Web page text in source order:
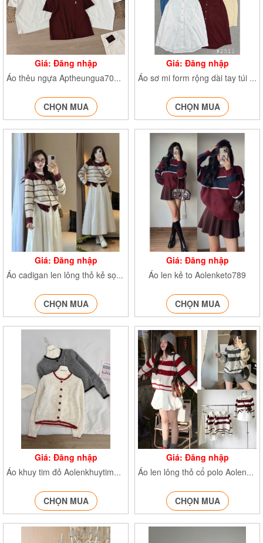
Giá: Đăng nhập
Áo thêu ngựa Aptheungua70134
CHỌN MUA
Giá: Đăng nhập
Áo sơ mi form rộng dài tay túi ngực SM2511
CHỌN MUA
Giá: Đăng nhập
Áo cadigan len lông thỏ kẻ sọc thêu ngựa AocrgtheunguaH35
CHỌN MUA
Giá: Đăng nhập
Áo len kẻ to Aolenketo789
CHỌN MUA
Giá: Đăng nhập
Áo khuy tim đỏ Aolenkhuytim308
CHỌN MUA
Giá: Đăng nhập
Áo len lông thỏ cổ polo AolenkekhuygoA756
CHỌN MUA